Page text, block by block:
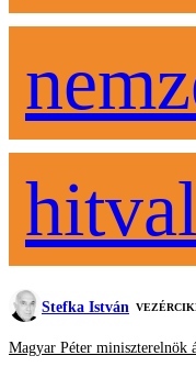
Stefka István
Magyar Péter miniszterelnök